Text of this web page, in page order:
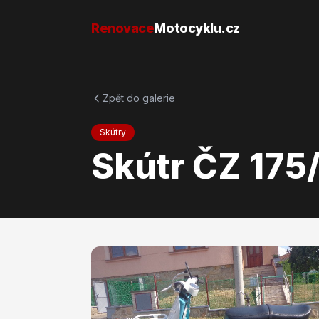
RenovaceMotocyklu.cz
Zpět do galerie
Skútry
Skútr ČZ